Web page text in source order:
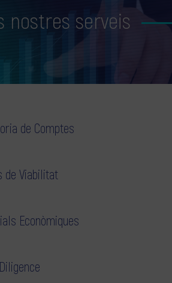
nostres serveis
de Comptes
de Viabilitat
Econòmiques